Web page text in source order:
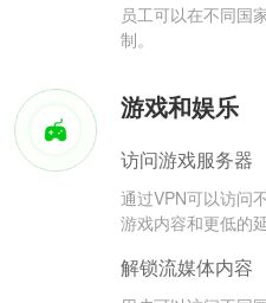
员工可以在不同国
制。
游戏和娱乐
访问游戏服务器
通过VPN可以访问
游戏内容和更低的延
解锁流媒体内容